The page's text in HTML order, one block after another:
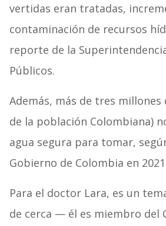
vertidas eran tratadas,
contaminación de recursos
reporte de la
Públicos.
Además, más de tres millones
de la población Colombiana)
agua segura para tomar,
Gobierno de Colombia en
Para el doctor Lara, es un
de cerca — él es miembro del